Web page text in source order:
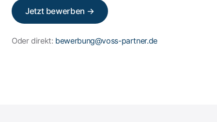
Jetzt bewerben →
Oder direkt: bewerbung@voss-partner.de